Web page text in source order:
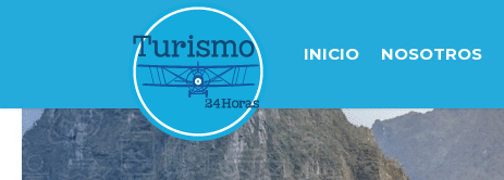
INICIO NOSOTROS